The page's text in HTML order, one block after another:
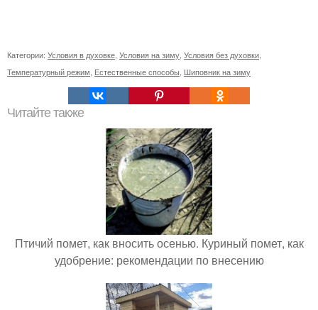
Категории: Условия в духовке Условия на зиму Условия без духовки
Температурный режим Естественные способы Шиповник на зиму
Читайте также
Птичий помет, как вносить осенью. Куриный помет, как
удобрение: рекомендации по внесению